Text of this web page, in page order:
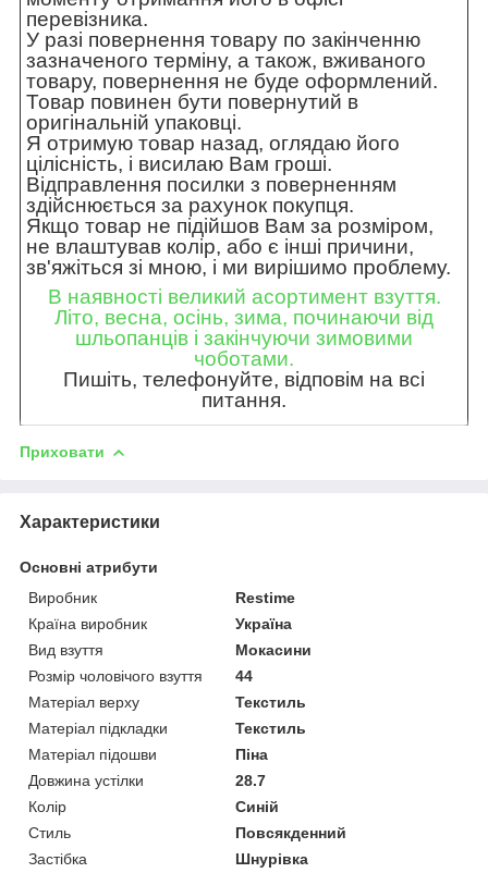
перевізника.
У разі повернення товару по закінченню
зазначеного терміну, а також, вживаного
товару, повернення не буде оформлений.
Товар повинен бути повернутий в
оригінальній упаковці.
Я отримую товар назад, оглядаю його
цілісність, і висилаю Вам гроші.
Відправлення посилки з поверненням
здійснюється за рахунок покупця.
Якщо товар не підійшов Вам за розміром,
не влаштував колір, або є інші причини,
зв'яжіться зі мною, і ми вирішимо проблему.
В наявності великий асортимент взуття.
Літо, весна, осінь, зима, починаючи від
шльопанців і закінчуючи зимовими
чоботами.
Пишіть, телефонуйте, відповім на всі
питання.
Приховати
Характеристики
Основні атрибути
Виробник
Restime
Країна виробник
Україна
Вид взуття
Мокасини
Розмір чоловічого взуття
44
Матеріал верху
Текстиль
Матеріал підкладки
Текстиль
Матеріал підошви
Піна
Довжина устілки
28.7
Колір
Синій
Стиль
Повсякденний
Застібка
Шнурівка